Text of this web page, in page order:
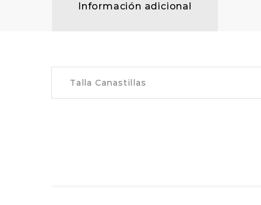
Información adicional
Talla Canastillas